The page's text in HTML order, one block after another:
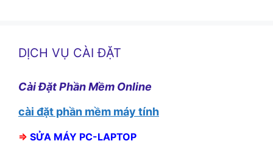
DỊCH VỤ CÀI ĐẶT
Cài Đặt Phần Mềm Online
cài đặt phần mềm máy tính
⇒ SỬA MÁY PC-LAPTOP